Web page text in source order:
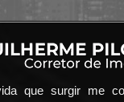
que surgir me